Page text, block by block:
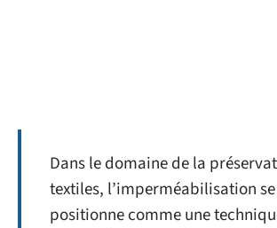
Dans le domaine de la
textiles, l’imperméabilisation se
positionne comme une